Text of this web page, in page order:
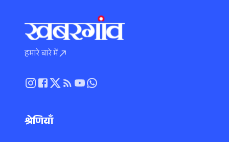
हमारे बारे में
श्रेणियाँ